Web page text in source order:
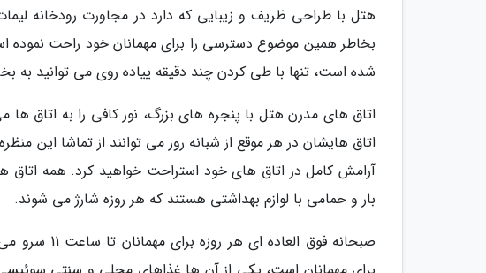
هتل با طراحی ظریف و زیبایی که دارد در مجاورت رودخانه
شده است، تنها با طی کردن چند دقیقه پیاده روی می توانید
اتاق های مدرن هتل با پنجره های بزرگ، نور کافی را به اتاق ها
اتاق هایشان در هر موقع از شبانه روز می توانند از تماشا این
آرامش کامل در اتاق های خود استراحت خواهید کرد. همه اتاق
بار و حمامی با لوازم بهداشتی هستند که هر روزه شارژ می شوند.